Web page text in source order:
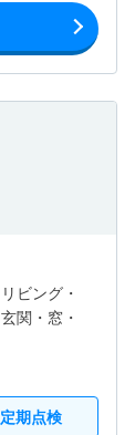
リビング・
玄関・ 窓・
定期点検